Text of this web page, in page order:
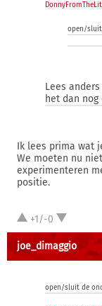
open/sluit
Lees
het dan nog
Ik lees prima wat
We moeten nu
experimenteren
positie.
+1/-0
joe_dimaggio
open/sluit de